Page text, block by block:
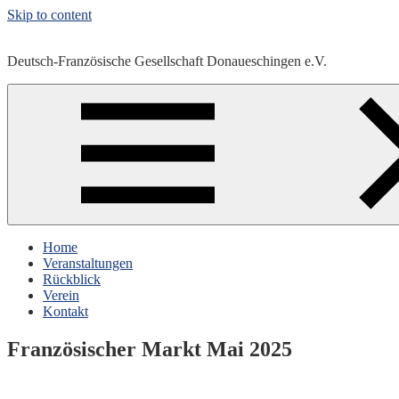
Skip to content
Deutsch-Französische Gesellschaft Donaueschingen e.V.
Home
Veranstaltungen
Rückblick
Verein
Kontakt
Französischer Markt Mai 2025